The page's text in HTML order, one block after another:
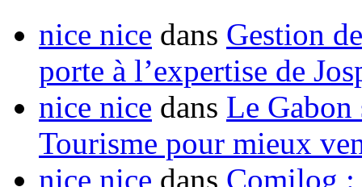
nice nice dans Gestion
porte à l’expertise de
nice nice dans Le Gabon
Tourisme pour mieux
nice nice dans Comilog :